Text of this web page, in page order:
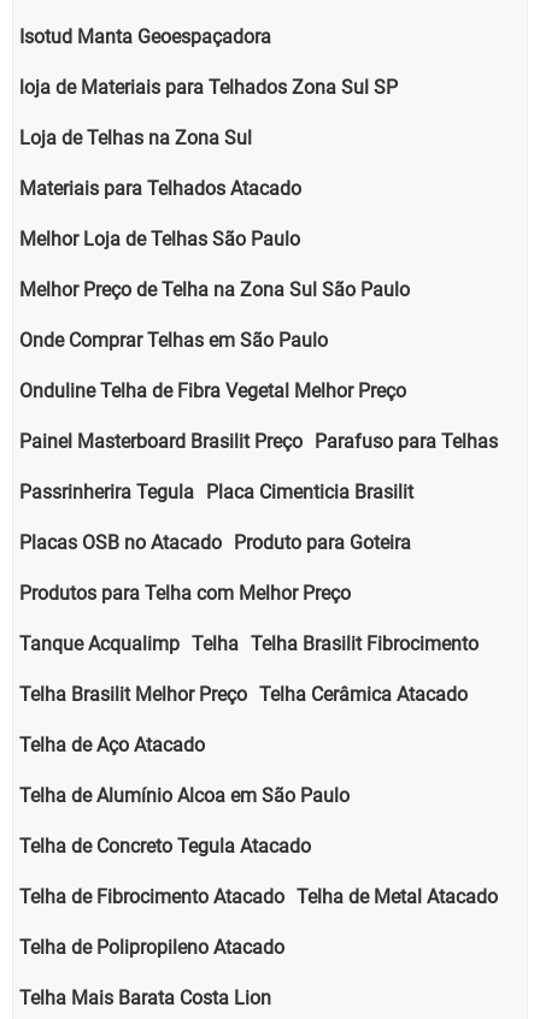
Isotud Manta Geoespaçadora
loja de Materiais para Telhados Zona Sul SP
Loja de Telhas na Zona Sul
Materiais para Telhados Atacado
Melhor Loja de Telhas São Paulo
Melhor Preço de Telha na Zona Sul São Paulo
Onde Comprar Telhas em São Paulo
Onduline Telha de Fibra Vegetal Melhor Preço
Painel Masterboard Brasilit Preço Parafuso para Telhas
Passrinherira Tegula Placa Cimenticia Brasilit
Placas OSB no Atacado Produto para Goteira
Produtos para Telha com Melhor Preço
Tanque Acqualimp Telha Telha Brasilit Fibrocimento
Telha Brasilit Melhor Preço Telha Cerâmica Atacado
Telha de Aço Atacado
Telha de Alumínio Alcoa em São Paulo
Telha de Concreto Tegula Atacado
Telha de Fibrocimento Atacado Telha de Metal Atacado
Telha de Polipropileno Atacado
Telha Mais Barata Costa Lion